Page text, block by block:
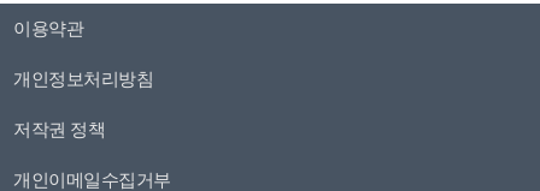
이용약관
개인정보처리방침
저작권 정책
개인이메일수집거부